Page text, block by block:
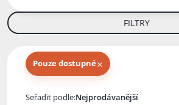
FILTRY
Pouze dostupné×
Seřadit podle: